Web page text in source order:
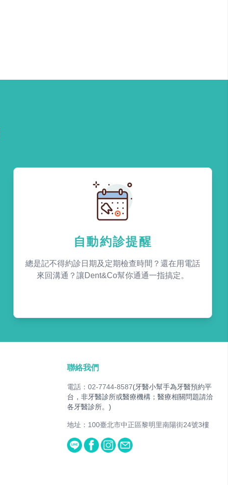
自動約診提醒
總是記不得約診日期及定期檢查時間？還在用電話
來回溝通？讓Dent&Co幫你通通一指搞定。
聯絡我們
電話：02-7744-8587(牙醫小幫手為牙醫預約平
台，非牙醫診所或醫療機構；醫療相關問題請洽
各牙醫診所。)
地址：100臺北市中正區黎明里南陽街24號3樓